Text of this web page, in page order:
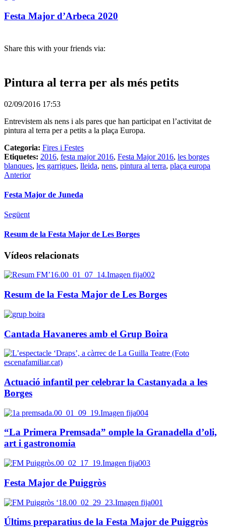
Festa Major d’Arbeca 2020
Share this with your friends via:
Pintura al terra per als més petits
02/09/2016 17:53
Entrevistem als nens i als pares que han participat en l’activitat de
pintura al terra per a petits a la plaça Europa.
Categoria: Fires i Festes
Etiquetes: 2016, festa major 2016, Festa Major 2016, les borges
blanques, les garrigues, lleida, nens, pintura al terra, plaça europa
Anterior
Festa Major de Juneda
Següent
Resum de la Festa Major de Les Borges
Vídeos relacionats
Resum de la Festa Major de Les Borges
Cantada Havaneres amb el Grup Boira
Actuació infantil per celebrar la Castanyada a les
Borges
“La Primera Premsada” omple la Granadella d’oli,
art i gastronomia
Festa Major de Puiggròs
Últims preparatius de la Festa Major de Puiggròs